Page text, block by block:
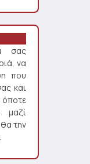
σας
να
που
και
μαζί
την